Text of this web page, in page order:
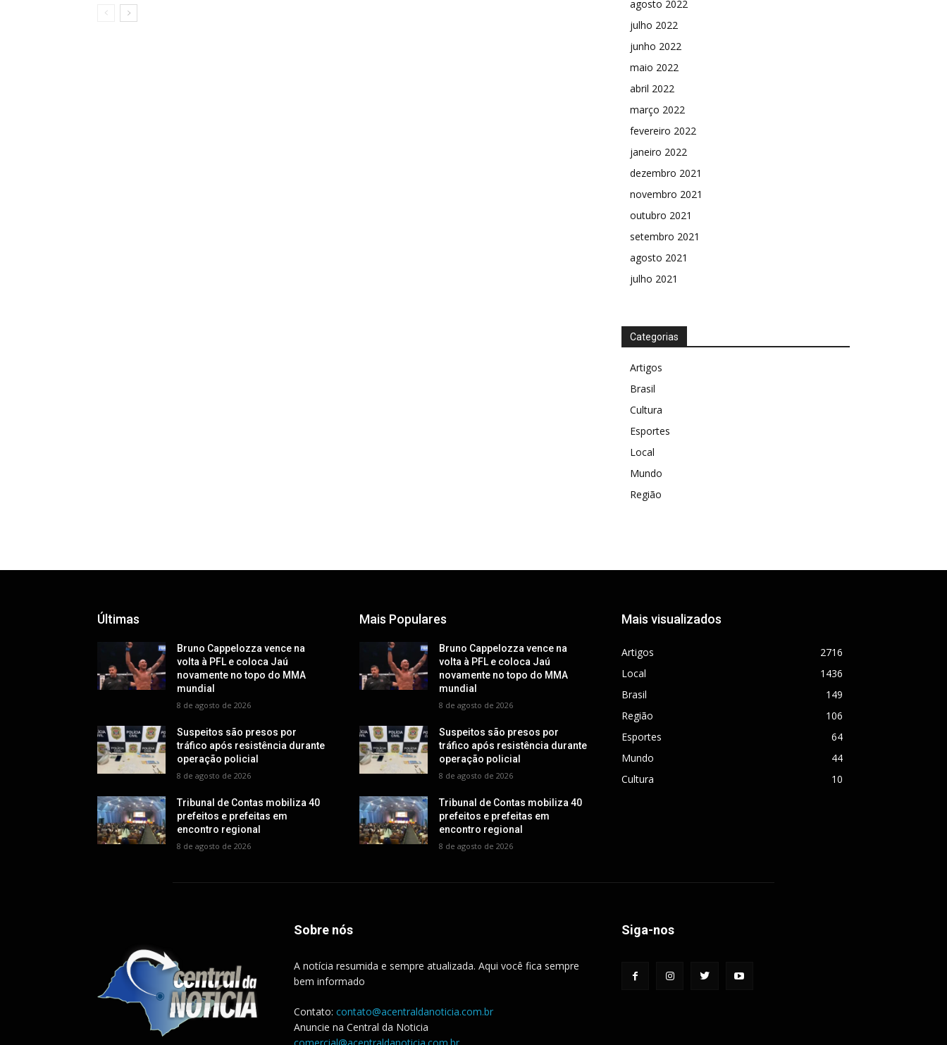
agosto 2022
julho 2022
junho 2022
maio 2022
abril 2022
março 2022
fevereiro 2022
janeiro 2022
dezembro 2021
novembro 2021
outubro 2021
setembro 2021
agosto 2021
julho 2021
Categorias
Artigos
Brasil
Cultura
Esportes
Local
Mundo
Região
Últimas
Bruno Cappelozza vence na
volta à PFL e coloca Jaú
novamente no topo do MMA
mundial
8 de agosto de 2026
Suspeitos são presos por
tráfico após resistência durante
operação policial
8 de agosto de 2026
Tribunal de Contas mobiliza 40
prefeitos e prefeitas em
encontro regional
8 de agosto de 2026
Mais Populares
Bruno Cappelozza vence na
volta à PFL e coloca Jaú
novamente no topo do MMA
mundial
8 de agosto de 2026
Suspeitos são presos por
tráfico após resistência durante
operação policial
8 de agosto de 2026
Tribunal de Contas mobiliza 40
prefeitos e prefeitas em
encontro regional
8 de agosto de 2026
Mais visualizados
Artigos
2716
Local
1436
Brasil
149
Região
106
Esportes
64
Mundo
44
Cultura
10
Sobre nós
A notícia resumida e sempre atualizada. Aqui você fica sempre
bem informado
Contato: contato@acentraldanoticia.com.br
Anuncie na Central da Noticia
Siga-nos